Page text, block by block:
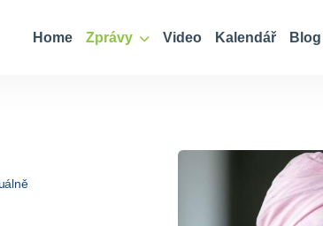
Home Zprávy Video Kalendář Blog